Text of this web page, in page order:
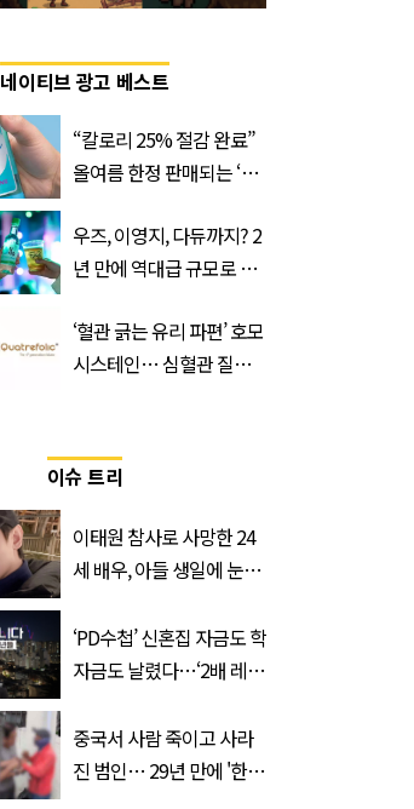
네이티브 광고 베스트
“칼로리 25% 절감 완료”
올여름 한정 판매되는 ‘최
우즈, 이영지, 다듀까지? 2
년 만에 역대급 규모로 돌
벌’
‘혈관 긁는 유리 파편’ 호모
시스테인… 심혈관 질환
이슈 트리
이태원 참사로 사망한 24
세 배우, 아들 생일에 눈물
‘PD수첩’ 신혼집 자금도 학
자금도 날렸다…‘2배 레버
중국서 사람 죽이고 사라
진 범인… 29년 만에 '한